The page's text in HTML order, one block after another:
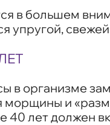
в большем
упругой,
в организме
морщины и
40 лет должен